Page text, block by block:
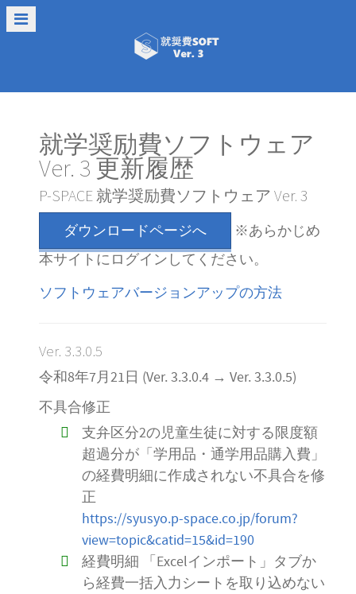
就学奨励費ソフトウェア
Ver. 3 更新履歴
P-SPACE 就学奨励費ソフトウェア Ver. 3
ダウンロードページへ
※あらかじめ
本サイトにログインしてください。
ソフトウェアバージョンアップの方法
Ver. 3.3.0.5
令和8年7月21日 (Ver. 3.3.0.4 → Ver. 3.3.0.5)
不具合修正
支弁区分2の児童生徒に対する限度額
超過分が「学用品・通学用品購入費」
の経費明細に作成されない不具合を修
正
https://syusyo.p-space.co.jp/forum?
view=topic&catid=15&id=190
経費明細 「Excelインポート」タブか
ら経費一括入力シートを取り込めない